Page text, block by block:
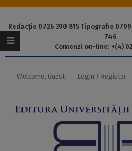
Redacție 0726 390 815 Tipografie
746
Comenzi on-line: +(4)
Welcome, Guest Login / Register